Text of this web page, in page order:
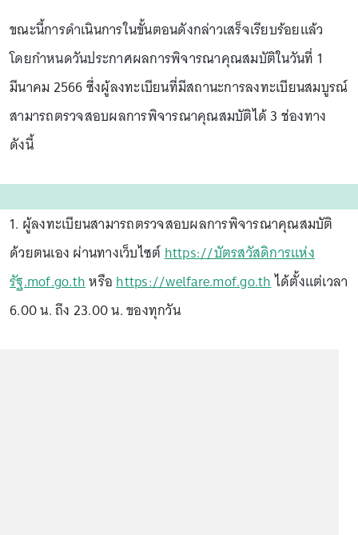
ขณะนี้การดำเนินการในขั้นตอนดังกล่าวเสร็จเรียบร้อยแล้ว
โดยกำหนดวันประกาศผลการพิจารณาคุณสมบัติในวันที่ 1
มีนาคม 2566 ซึ่งผู้ลงทะเบียนที่มีสถานะการลงทะเบียนสมบูรณ์
สามารถตรวจสอบผลการพิจารณาคุณสมบัติได้ 3 ช่องทาง
ดังนี้
1. ผู้ลงทะเบียนสามารถตรวจสอบผลการพิจารณาคุณสมบัติ
ด้วยตนเอง ผ่านทางเว็บไซต์https://บัตรสวัสดิการแห่ง
รัฐ.mof.go.thหรือhttps://welfare.mof.go.thได้ตั้งแต่เวลา
6.00 น. ถึง 23.00 น. ของทุกวัน